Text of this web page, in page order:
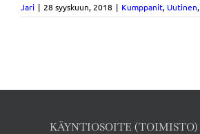
Jari | 28 syyskuun, 2018 | Kumppanit, Uutinen,
KÄYNTIOSOITE (TOIMISTO)